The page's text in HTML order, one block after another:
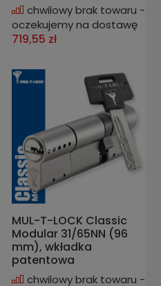
chwilowy brak towaru -
oczekujemy na dostawę
719,55 zł
MUL-T-LOCK Classic
Modular 31/65NN (96
mm), wkładka
patentowa
chwilowy brak towaru -